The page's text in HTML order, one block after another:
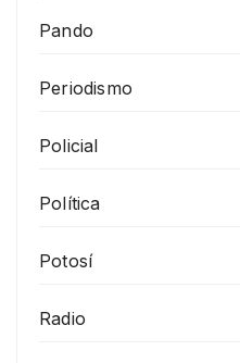
Pando
Periodismo
Policial
Política
Potosí
Radio